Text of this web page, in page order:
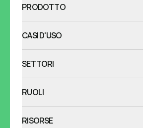
PRODOTTO
CASI D'USO
SETTORI
RUOLI
RISORSE